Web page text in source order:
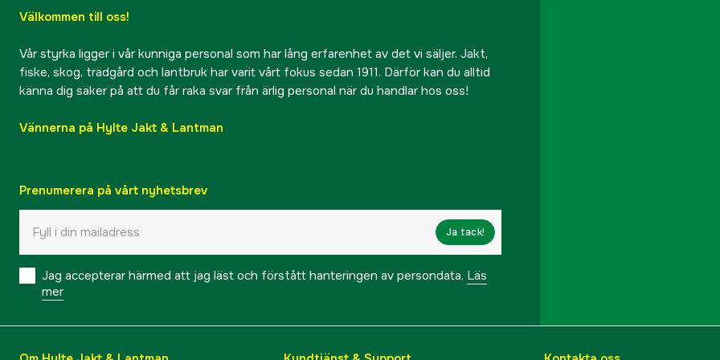
Välkommen till oss!
Vår styrka ligger i vår kunniga personal som har lång erfarenhet av det vi säljer. Jakt,
fiske, skog, trädgård och lantbruk har varit vårt fokus sedan 1911. Därför kan du alltid
känna dig säker på att du får raka svar från ärlig personal när du handlar hos oss!
Vännerna på Hylte Jakt & Lantman
Prenumerera på vårt nyhetsbrev
Ja tack!
Jag accepterar härmed att jag läst och förstått hanteringen av persondata. Läs
mer